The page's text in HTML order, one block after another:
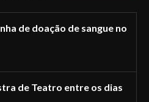
de doação de sangue no
de Teatro entre os dias